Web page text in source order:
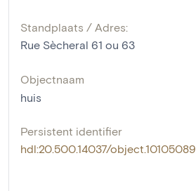
Standplaats / Adres:
Rue Sècheral 61 ou 63
Objectnaam
huis
Persistent identifier
hdl:20.500.14037/object.10105089